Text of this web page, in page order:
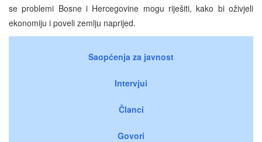
se problemi Bosne i Hercegovine mogu riješiti, kako bi oživjeli
ekonomiju i poveli zemlju naprijed.
Saopćenja za javnost
Intervjui
Članci
Govori